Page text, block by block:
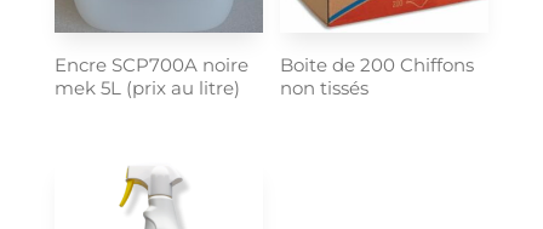
Encre SCP700A noire
mek 5L (prix au litre)
Boite de 200 Chiffons
non tissés